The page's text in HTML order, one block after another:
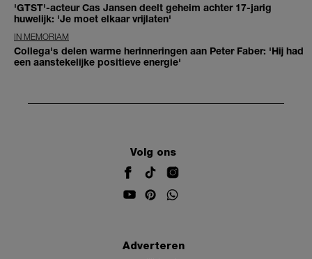
'GTST'-acteur Cas Jansen deelt geheim achter 17-jarig
huwelijk: 'Je moet elkaar vrijlaten'
IN MEMORIAM
Collega's delen warme herinneringen aan Peter Faber: 'Hij had
een aanstekelijke positieve energie'
Volg ons
Adverteren